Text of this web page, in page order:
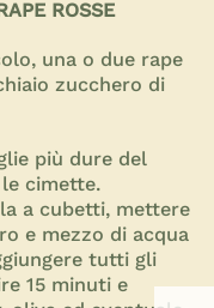
ROSSE
una o due rape
zucchero di
più dure del
cimette.
a cubetti, mettere
e mezzo di acqua
tutti gli
15 minuti e